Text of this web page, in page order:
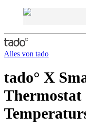
Alles von tado
tado° X
Thermostat